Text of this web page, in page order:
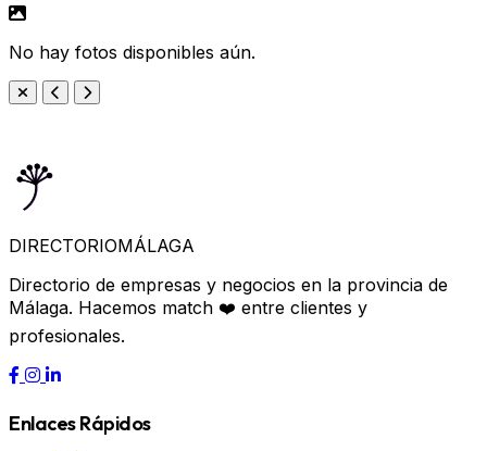
No hay fotos disponibles aún.
DIRECTORIOMÁLAGA
Directorio de empresas y negocios en la provincia de
Málaga. Hacemos match ❤️ entre clientes y
profesionales.
Enlaces Rápidos